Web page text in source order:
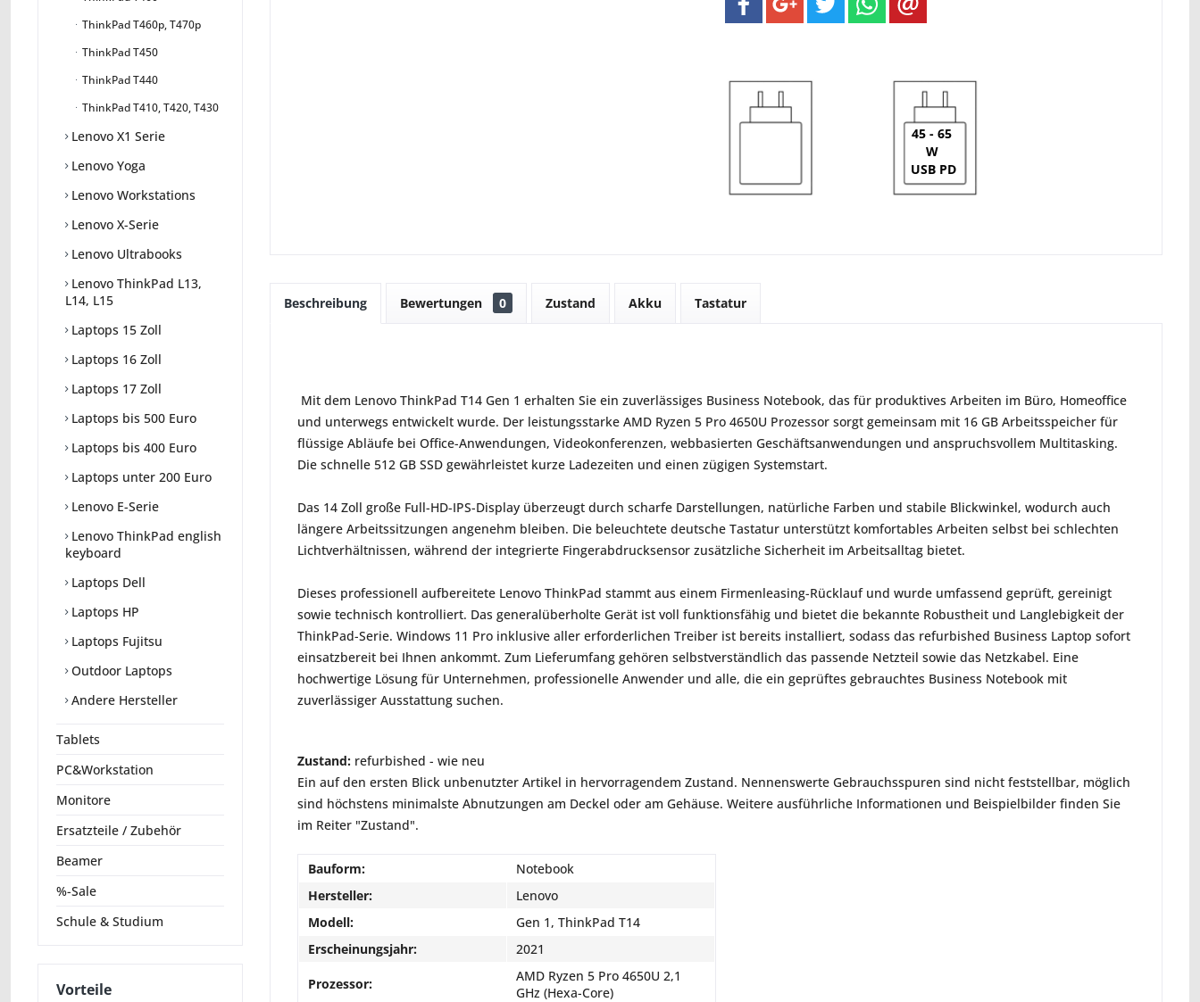
ThinkPad T460p, T470p
ThinkPad T450
ThinkPad T440
ThinkPad T410, T420, T430
Lenovo X1 Serie
Lenovo Yoga
Lenovo Workstations
Lenovo X-Serie
Lenovo Ultrabooks
Lenovo ThinkPad L13,
L14, L15
Laptops 15 Zoll
Laptops 16 Zoll
Laptops 17 Zoll
Laptops bis 500 Euro
Laptops bis 400 Euro
Laptops unter 200 Euro
Lenovo E-Serie
Lenovo ThinkPad english
keyboard
Laptops Dell
Laptops HP
Laptops Fujitsu
Outdoor Laptops
Andere Hersteller
Tablets
PC&Workstation
Monitore
Ersatzteile / Zubehör
Beamer
%-Sale
Schule & Studium
Vorteile
45 - 65
W
USB PD
Beschreibung Bewertungen 0 Zustand Akku Tastatur
Mit dem Lenovo ThinkPad T14 Gen 1 erhalten Sie ein zuverlässiges Business Notebook, das für produktives Arbeiten im Büro, Homeoffice
und unterwegs entwickelt wurde. Der leistungsstarke AMD Ryzen 5 Pro 4650U Prozessor sorgt gemeinsam mit 16 GB Arbeitsspeicher für
flüssige Abläufe bei Office-Anwendungen, Videokonferenzen, webbasierten Geschäftsanwendungen und anspruchsvollem Multitasking.
Die schnelle 512 GB SSD gewährleistet kurze Ladezeiten und einen zügigen Systemstart.
Das 14 Zoll große Full-HD-IPS-Display überzeugt durch scharfe Darstellungen, natürliche Farben und stabile Blickwinkel, wodurch auch
längere Arbeitssitzungen angenehm bleiben. Die beleuchtete deutsche Tastatur unterstützt komfortables Arbeiten selbst bei schlechten
Lichtverhältnissen, während der integrierte Fingerabdrucksensor zusätzliche Sicherheit im Arbeitsalltag bietet.
Dieses professionell aufbereitete Lenovo ThinkPad stammt aus einem Firmenleasing-Rücklauf und wurde umfassend geprüft, gereinigt
sowie technisch kontrolliert. Das generalüberholte Gerät ist voll funktionsfähig und bietet die bekannte Robustheit und Langlebigkeit der
ThinkPad-Serie. Windows 11 Pro inklusive aller erforderlichen Treiber ist bereits installiert, sodass das refurbished Business Laptop sofort
einsatzbereit bei Ihnen ankommt. Zum Lieferumfang gehören selbstverständlich das passende Netzteil sowie das Netzkabel. Eine
hochwertige Lösung für Unternehmen, professionelle Anwender und alle, die ein geprüftes gebrauchtes Business Notebook mit
zuverlässiger Ausstattung suchen.
Zustand: refurbished - wie neu
Ein auf den ersten Blick unbenutzter Artikel in hervorragendem Zustand. Nennenswerte Gebrauchsspuren sind nicht feststellbar, möglich
sind höchstens minimalste Abnutzungen am Deckel oder am Gehäuse. Weitere ausführliche Informationen und Beispielbilder finden Sie
im Reiter "Zustand".
Bauform:
Notebook
Hersteller:
Lenovo
Modell:
Gen 1, ThinkPad T14
Erscheinungsjahr:
2021
Prozessor:
AMD Ryzen 5 Pro 4650U 2,1
GHz (Hexa-Core)